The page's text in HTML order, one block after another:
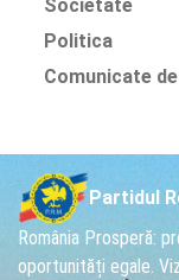
Societate
Politica
Comunicate
Partidul
România Prosperă:
oportunități egale.